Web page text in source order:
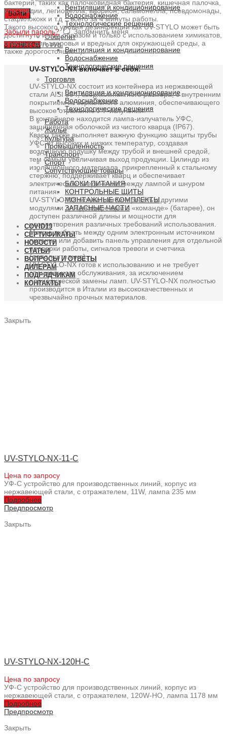
Войти
Забыли пароль? Запомнить меня
0ПУНКТОВ / 0 РУБ.
Вентиляция и кондиционирование
Водоснабжение
Технологические решения
Общепит
Вентиляция и кондиционирование
Водоснабжение
Технологические решения
Торговля
Вентиляция и кондиционирование
Водоснабжение
Технологические решения
Работа
Жилье
Культура
Промышленность
Транспорт
Спорт
Сопутствующие товары
БЛОКИ ПИТАНИЯ
КОНТРОЛЬНЫЕ ЩИТЫ
МОНТАЖНЫЕ КОМПЛЕКТЫ
ЗАПАСНЫЕ ЧАСТИ
COVID19
СЕРТИФИКАТЫ
НОВОСТИ
СТАТЬИ
ВОПРОСЫ И ОТВЕТЫ
ДИЛЕРАМ
ПОДРЯДЧИКАМ
КОНТАКТЫ
бактерий, таких как палочковидная бактерия, кишечная палочка,
клостридии, легионелла, вибрион, сальмонелла, псевдомонады,
стафилококк и т.д .. всего за 4 минуты работы.
Такого высокого уровня дезинфекции как UV-STYLO может быть
достигнуто иным образом и только с использованием химикатов,
опасных для здоровья и вредных для окружающей среды, а
также дорогостоящих..).
UV-STYLO-NX включает в себя:
UV-STYLO-NX состоит из контейнера из нержавеющей
стали AISI 304, сверхкомпактного размера, с внутренним
покрытием из зеркального алюминия, обеспечивающего
высокое отражение УФ-излучения.
В контейнере находится лампа-излучатель УФС,
защищенная оболочкой из чистого кварца (IP67).
Кварц также выполняет важную функцию защиты трубы
УФС от высоких и низких температур, создавая
воздушную подушку между трубой и внешней средой,
тем самым увеличивая выход продукции. Цилиндр из
изоляционного материала, прикрепленный к стальному
стержню, поддерживает кварц и обеспечивает
электрическое соединение между лампой и шнуром
питания.
UV-STYLO-NX можно комбинировать с другими
модулями для дезинфекции в «команде» (батарее), он
доступен различной длины и мощности для
удовлетворения различных требований использования.
Можно выбрать между одним электронным источником
питания или добавить панель управления для отдельной
проверки работы, сигналов тревоги и счетчика
(дополнительно).
UV-STYLO-NX готов к использованию и не требует
специального обслуживания, за исключением
периодической замены ламп. UV-STYLO-NX полностью
производится в Италии из высококачественных и
чрезвычайно прочных материалов.
Закрыть
UV-STYLO-NX-11-C
Цена по запросу
УФ-С устройство для производственных линий, корпус из
нержавеющей стали, с отражателем, 11W, лампа 235 мм
Подробнее
Предпросмотр
Закрыть
UV-STYLO-NX-120H-C
Цена по запросу
УФ-С устройство для производственных линий, корпус из
нержавеющей стали, с отражателем, 120W-HO, лампа 1178 мм
Подробнее
Предпросмотр
Закрыть